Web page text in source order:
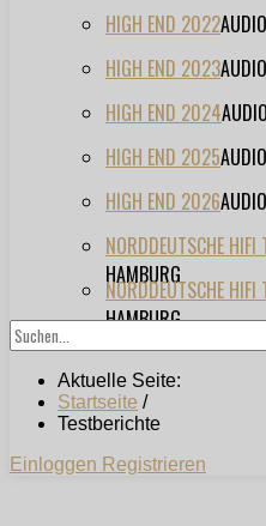
HIGH END 2022
HIGH END 2023
HIGH END 2024
HIGH END 2025
HIGH END 2026
NORDDEUTSCHE HIFI
HAMBURG
NORDDEUTSCHE HIFI
HAMBURG
Aktuelle Seite:
Startseite /
Testberichte
Einloggen Registrieren